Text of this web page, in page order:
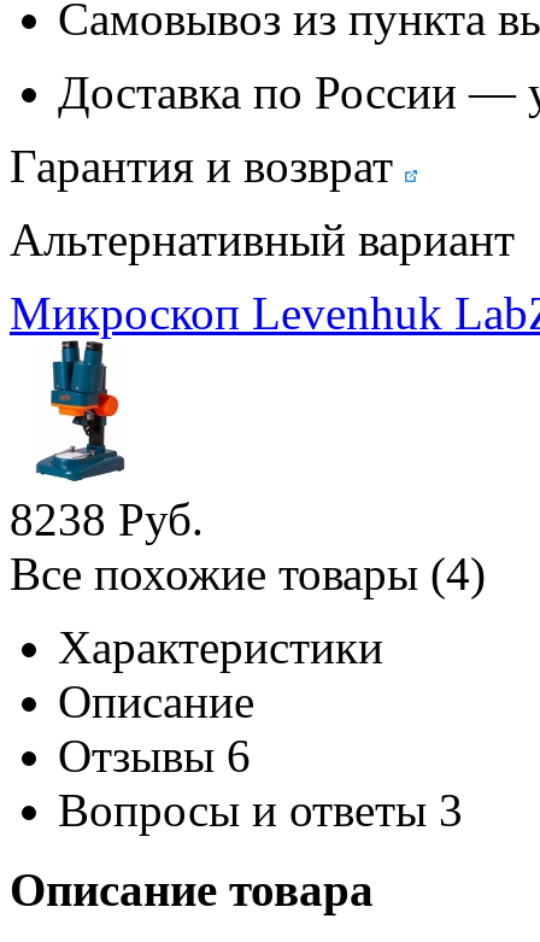
Самовывоз из пункта
Доставка по России —
Гарантия и возврат
Альтернативный вариант
Микроскоп Levenhuk
8238 Руб.
Все похожие товары (4)
Характеристики
Описание
Отзывы 6
Вопросы и ответы 3
Описание товара